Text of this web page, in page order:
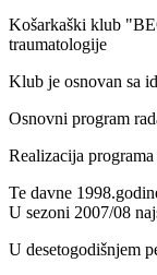
Košarkaški klub
traumatologije
Klub je osnovan sa
Osnovni program
Realizacija
Te davne
U sezoni 2007/08
U desetogodišnjem